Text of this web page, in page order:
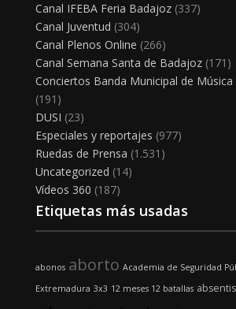
Canal IFEBA Feria Badajoz(337)
Canal Juventud (304)
Canal Plenos Online (266)
Canal Semana Santa de Badajoz(171)
Conciertos Banda Municipal de
(191)
DUSI (23)
Especiales y reportajes (977)
Ruedas de Prensa (1.531)
Uncategorized (14)
Vídeos 360 (187)
Etiquetas más usadas
abonos aborto Academia de Seguridad
Extremadura 3x3 12 meses 12 batallas